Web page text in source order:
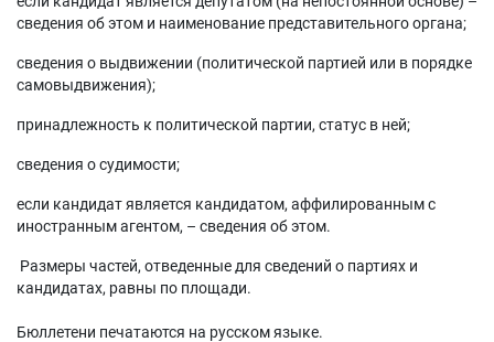
сведения об этом и наименование представительного органа;
сведения о выдвижении (политической партией или в порядке
самовыдвижения);
принадлежность к политической партии, статус в ней;
сведения о судимости;
если кандидат является кандидатом, аффилированным с
иностранным агентом, – сведения об этом.
Размеры частей, отведенные для сведений о партиях и
кандидатах, равны по площади.
Бюллетени печатаются на русском языке.